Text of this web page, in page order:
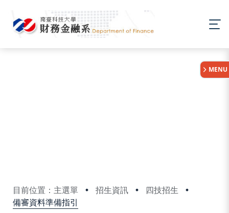
目前位置：主選單 招生資訊
四技招生
備審資料準備指引
MENU